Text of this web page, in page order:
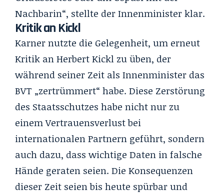
Nachbarin“, stellte der Innenminister klar.
Kritik an Kickl
Karner nutzte die Gelegenheit, um erneut
Kritik an Herbert Kickl zu üben, der
während seiner Zeit als Innenminister das
BVT „zertrümmert“ habe. Diese Zerstörung
des Staatsschutzes habe nicht nur zu
einem Vertrauensverlust bei
internationalen Partnern geführt, sondern
auch dazu, dass wichtige Daten in falsche
Hände geraten seien. Die Konsequenzen
dieser Zeit seien bis heute spürbar und